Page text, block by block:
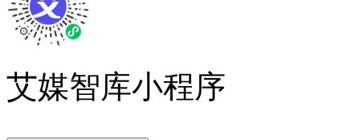
艾媒智库小程序